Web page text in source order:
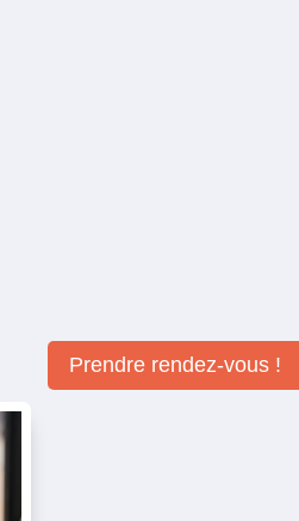
Prendre rendez-vous !